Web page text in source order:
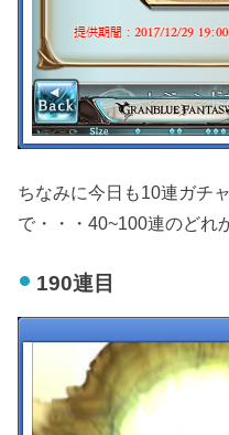
ちなみに今日も10連ガチ
で・・・40~100連のどれ
190連目